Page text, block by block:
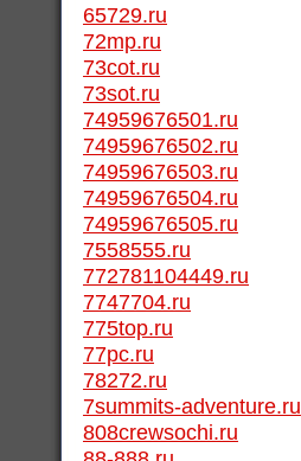
65729.ru
72mp.ru
73cot.ru
73sot.ru
74959676501.ru
74959676502.ru
74959676503.ru
74959676504.ru
74959676505.ru
7558555.ru
772781104449.ru
7747704.ru
775top.ru
77pc.ru
78272.ru
7summits-adventure.ru
808crewsochi.ru